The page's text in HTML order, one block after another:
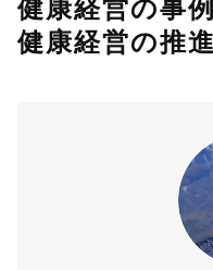
健康経営の事
健康経営の推